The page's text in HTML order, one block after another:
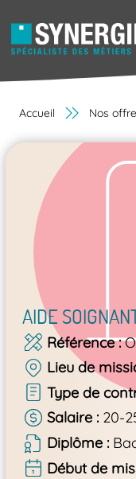
Accueil Nos
AIDE
Référence
Lieu de
Type de
Salaire
20-
Diplôme
Début de